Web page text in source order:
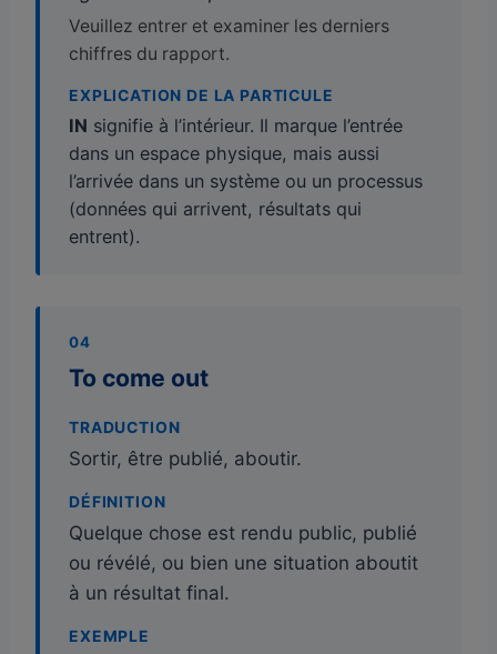
Veuillez entrer et examiner les derniers
chiffres du rapport.
EXPLICATION DE LA PARTICULE
IN signifie à l’intérieur. Il marque l’entrée
dans un espace physique, mais aussi
l’arrivée dans un système ou un processus
(données qui arrivent, résultats qui
entrent).
04
To come out
TRADUCTION
Sortir, être publié, aboutir.
DÉFINITION
Quelque chose est rendu public, publié
ou révélé, ou bien une situation aboutit
à un résultat final.
EXEMPLE